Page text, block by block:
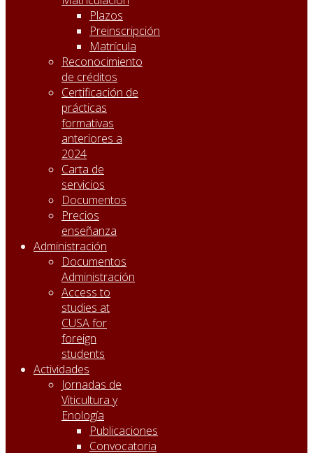
Plazos
Preinscripción
Matrícula
Reconocimiento
de créditos
Certificación de
prácticas
formativas
anteriores a
2024
Carta de
servicios
Documentos
Precios
enseñanza
Administración
Documentos
Administración
Access to
studies at
CUSA for
foreign
students
Actividades
Jornadas de
Viticultura y
Enología
Publicaciones
Convocatoria